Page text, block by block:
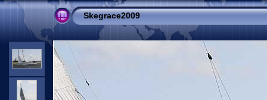
Skegrace2009